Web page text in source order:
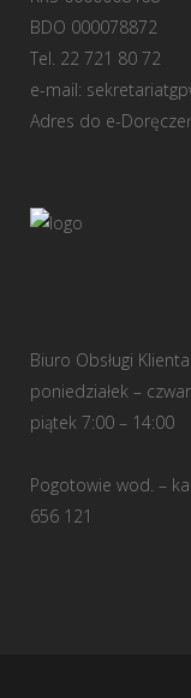
BDO 000078872
Tel. 22 721 80 72
e-mail:
Adres do e-
Biuro Obsługi
poniedziałek –
piątek 7:00 – 14:00
Pogotowie wod. –
656 121